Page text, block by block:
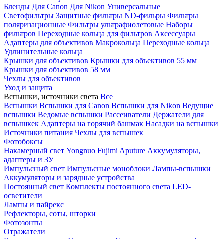
Бленды Для Canon Для Nikon Универсальные
Светофильтры Защитные фильтры ND-фильры Фильтры
поляризационные Фильтры ультрафиолетовые Наборы
фильтров Переходные кольца для фильтров Аксессуары
Адаптеры для объективов Макрокольца Переходные кольца
Удлинительные кольца
Крышки для объективов Крышки для объективов 55 мм
Крышки для объективов 58 мм
Чехлы для объективов
Уход и защита
Вспышки, источники света Все
Вспышки Вспышки для Canon Вспышки для Nikon Ведущие
вспышки Ведомые вспышки Рассеиватели Держатели для
вспышкек Адаптеры на горячий башмак Насадки на вспышки
Источники питания Чехлы для вспышек
Фотобоксы
Накамерный свет Yongnuo Fujimi Aputure Аккумуляторы,
адаптеры и ЗУ
Импульсный свет Импульсные моноблоки Лампы-вспышки
Аккумуляторы и зарядные устройства
Постоянный свет Комплекты постоянного света LED-
осветители
Лампы и пайрекс
Рефлекторы, соты, шторки
Фотозонты
Отражатели